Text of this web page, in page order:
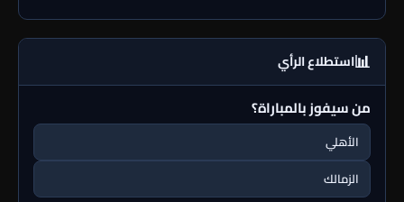
📊استطلاع الرأي
من سيفوز بالمباراة؟
الأهلي
الزمالك